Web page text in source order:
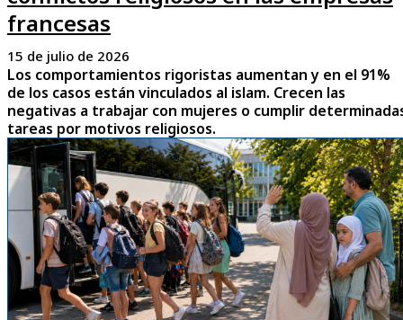
francesas
15 de julio de 2026
Los comportamientos rigoristas aumentan y en el 91%
de los casos están vinculados al islam. Crecen las
negativas a trabajar con mujeres o cumplir
tareas por motivos religiosos.